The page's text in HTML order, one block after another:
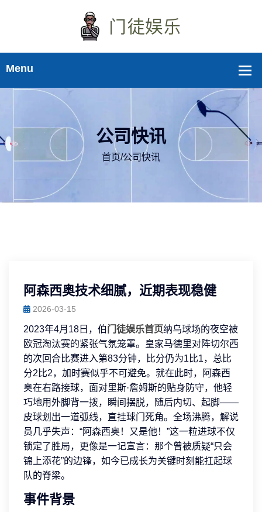
公司快讯
首页/公司快讯
阿森西奥技术细腻，近期表现稳健
2026-03-15
2023年4月18日，伯门徒娱乐首页纳乌球场的夜空被
欧冠淘汰赛的紧张气氛笼罩。皇家马德里对阵切尔西
的次回合比赛进入第83分钟，比分仍为1比1，总比
分2比2，加时赛似乎不可避免。就在此时，阿森西
奥在右路接球，面对里斯·詹姆斯的贴身防守，他轻
巧地用外脚背一拨，瞬间摆脱，随后内切、起脚——
皮球划出一道弧线，直挂球门死角。全场沸腾，解说
员几乎失声：“阿森西奥！又是他！”这一粒进球不仅
锁定了胜局，更像是一记宣言：那个曾被质疑“只会
锦上添花”的边锋，如今已成长为关键时刻能扛起球
队的脊梁。
事件背景